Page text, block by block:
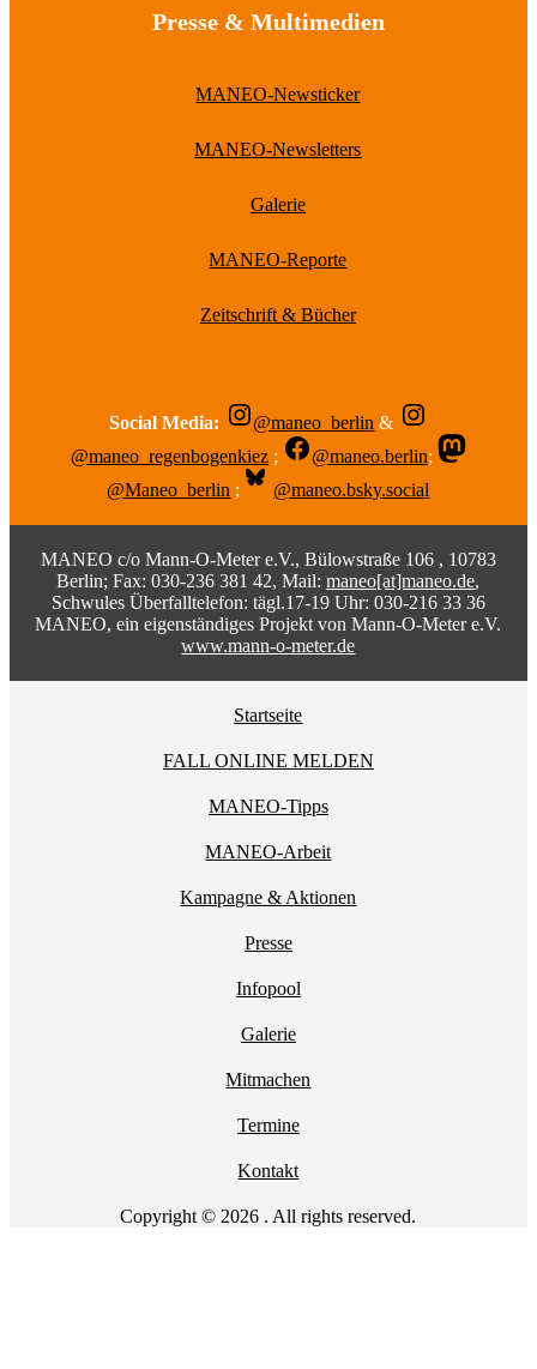
Presse & Multimedien
MANEO-Newsticker
MANEO-Newsletters
Galerie
MANEO-Reporte
Zeitschrift & Bücher
Social Media: @maneo_berlin &
@maneo_regenbogenkiez ; @maneo.berlin;
@Maneo_berlin ; @maneo.bsky.social
MANEO c/o Mann-O-Meter e.V., Bülowstraße 106 , 10783
Berlin; Fax: 030-236 381 42, Mail:maneo[at]maneo.de,
Schwules Überfalltelefon: tägl.17-19 Uhr: 030-216 33 36
MANEO, ein eigenständiges Projekt von Mann-O-Meter e.V.
www.mann-o-meter.de
Startseite
FALL ONLINE MELDEN
MANEO-Tipps
MANEO-Arbeit
Kampagne & Aktionen
Presse
Infopool
Galerie
Mitmachen
Termine
Kontakt
Copyright © 2026 . All rights reserved.